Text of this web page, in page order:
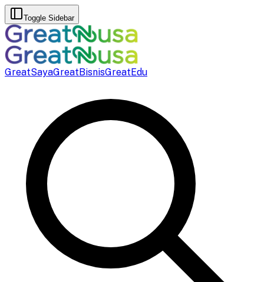
Toggle Sidebar
GreatSayaGreatBisnisGreatEdu